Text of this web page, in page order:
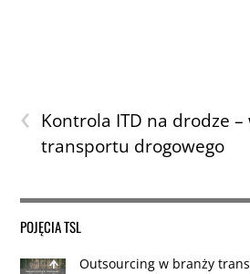
‹ Kontrola ITD na drodze
transportu drogowego
POJĘCIA TSL
Outsourcing w branży